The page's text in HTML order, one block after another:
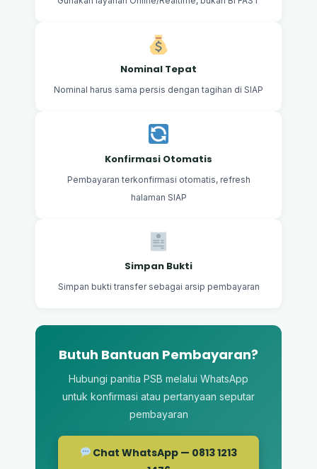
Nominal Tepat
Nominal harus sama persis dengan tagihan di SIAP
Konfirmasi Otomatis
Pembayaran terkonfirmasi otomatis, refresh
halaman SIAP
Simpan Bukti
Simpan bukti transfer sebagai arsip pembayaran
Butuh Bantuan Pembayaran?
Hubungi panitia PSB melalui WhatsApp
untuk konfirmasi atau pertanyaan seputar
pembayaran
Chat WhatsApp — 0813 1213